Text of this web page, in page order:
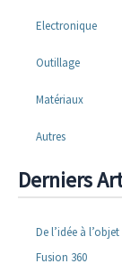
Electronique
Outillage
Matériaux
Autres
Derniers
De l’idée à
Fusion 360